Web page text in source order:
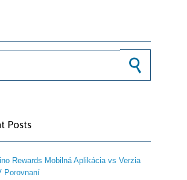
Posts
Rewards Mobilná Aplikácia vs Verzia
Porovnaní